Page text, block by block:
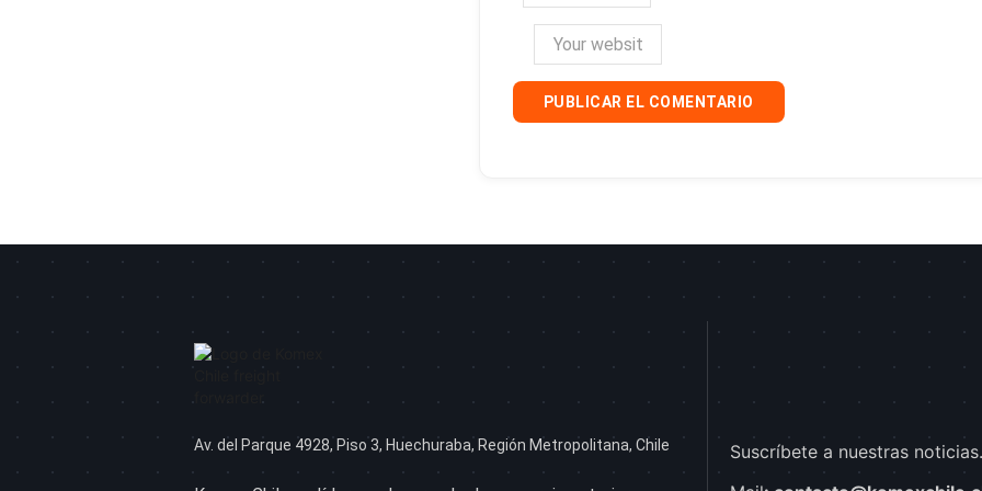
Av. del Parque 4928, Piso 3, Huechuraba, Región Metropolitana, Chile Suscríbete a nuestras noticias.